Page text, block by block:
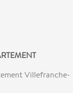
Villefranche-